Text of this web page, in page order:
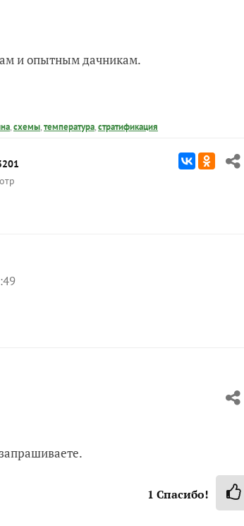
и опытным дачникам.
,схемы,температура,стратификация
1 Спасибо!